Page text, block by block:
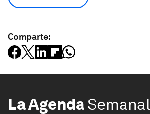
Comparte:
La AgendaSemanal